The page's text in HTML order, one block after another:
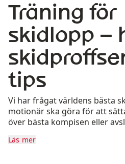
Träning för
skidlopp –
tips
Vi har frågat världens bästa
motionär ska göra för att
över bästa kompisen eller
Läs mer